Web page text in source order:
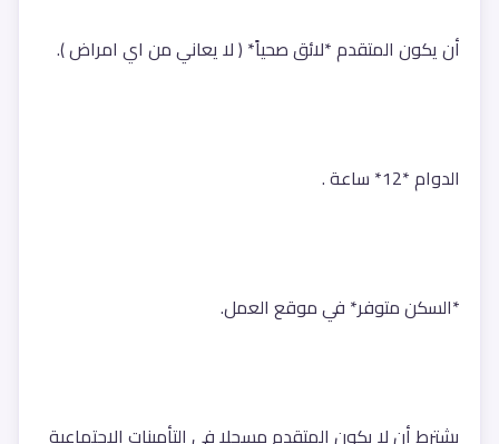
أن يكون المتقدم *لائق صحياً* ( لا يعاني من اي امراض ).
الدوام *12* ساعة .
*السكن متوفر* في موقع العمل.